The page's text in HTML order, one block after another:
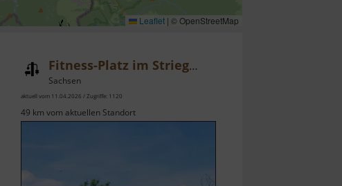
Leaflet | © OpenStreetMap
Fitness-Platz im Striegistal
Sachsen
aktuell vom 11.04.2026 / Zugriffe: 1120
49 km vom aktuellen Standort